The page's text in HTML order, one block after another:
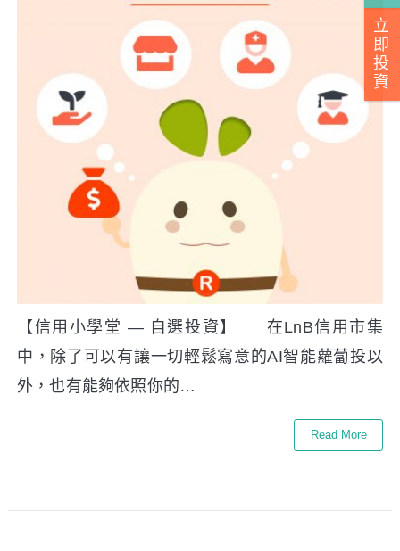
【信用小學堂 — 自選投資】 在LnB信用市集
中，除了可以有讓一切輕鬆寫意的AI智能蘿蔔投以
外，也有能夠依照你的…
Read More
立
即
投
資